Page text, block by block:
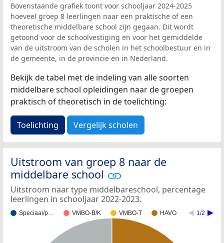
Bovenstaande grafiek toont voor schooljaar 2024-2025
hoeveel groep 8 leerlingen naar een praktische of een
theoretische middelbare school zijn gegaan. Dit wordt
getoond voor de schoolvestiging en voor het gemiddelde
van de uitstroom van de scholen in het schoolbestuur en in
de gemeente, in de provincie en in Nederland.
Bekijk de tabel met de indeling van alle soorten
middelbare school opleidingen naar de groepen
praktisch of theoretisch in de toelichting:
Toelichting Vergelijk scholen
Uitstroom van groep 8 naar de
middelbare school
Uitstroom naar type middelbareschool, percentage
leerlingen in schooljaar 2022-2023.
Speciaal/p… VMBO-B/K VMBO-T HAVO 1/2